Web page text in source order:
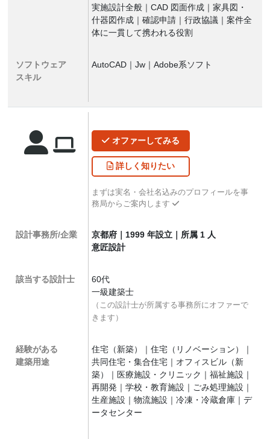
実施設計全般｜CAD 図面作成｜家具図・
什器図作成｜確認申請｜行政協議｜案件全
体に一貫して携われる役割
ソフトウェア
スキル
AutoCAD｜Jw｜Adobe系ソフト
オファーしてみる
詳しく知りたい
まずは実名・会社名込みのプロフィールを事
務局からご案内します
設計事務所/企業
京都府｜1999 年設立｜所属 1 人
意匠設計
該当する設計士
60代
一級建築士
（この設計士が所属する事務所にオファーで
きます）
経験がある
建築用途
住宅（新築）｜住宅（リノベーション）｜
共同住宅・集合住宅｜オフィスビル（新
築）｜医療施設・クリニック｜福祉施設｜
再開発｜学校・教育施設｜ごみ処理施設｜
生産施設｜物流施設｜冷凍・冷蔵倉庫｜デ
ータセンター